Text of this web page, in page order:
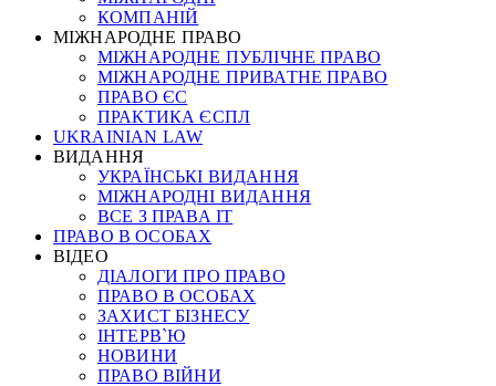
КОМПАНІЙ
МІЖНАРОДНЕ ПРАВО
МІЖНАРОДНЕ ПУБЛІЧНЕ ПРАВО
МІЖНАРОДНЕ ПРИВАТНЕ ПРАВО
ПРАВО ЄС
ПРАКТИКА ЄСПЛ
UKRAINIAN LAW
ВИДАННЯ
УКРАЇНСЬКІ ВИДАННЯ
МІЖНАРОДНІ ВИДАННЯ
ВСЕ З ПРАВА ІТ
ПРАВО В ОСОБАХ
ВІДЕО
ДІАЛОГИ ПРО ПРАВО
ПРАВО В ОСОБАХ
ЗАХИСТ БІЗНЕСУ
ІНТЕРВ`Ю
НОВИНИ
ПРАВО ВІЙНИ